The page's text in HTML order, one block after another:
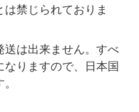
禁じられておりま
送は出来ません。すべ
りますので、日本国